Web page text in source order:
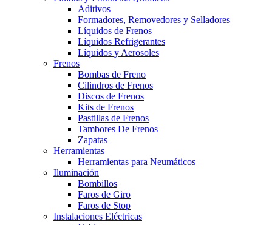
Aditivos
Formadores, Removedores y Selladores
Líquidos de Frenos
Líquidos Refrigerantes
Líquidos y Aerosoles
Frenos
Bombas de Freno
Cilindros de Frenos
Discos de Frenos
Kits de Frenos
Pastillas de Frenos
Tambores De Frenos
Zapatas
Herramientas
Herramientas para Neumáticos
Iluminación
Bombillos
Faros de Giro
Faros de Stop
Instalaciones Eléctricas